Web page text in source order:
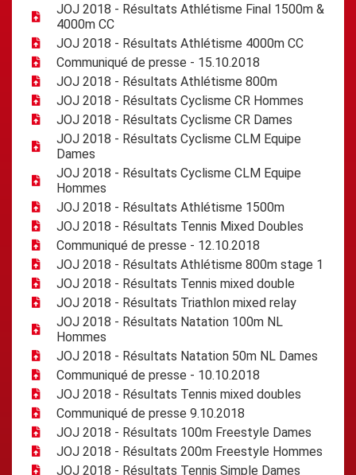
JOJ 2018 - Résultats Athlétisme Final 1500m &
4000m CC
JOJ 2018 - Résultats Athlétisme 4000m CC
Communiqué de presse - 15.10.2018
JOJ 2018 - Résultats Athlétisme 800m
JOJ 2018 - Résultats Cyclisme CR Hommes
JOJ 2018 - Résultats Cyclisme CR Dames
JOJ 2018 - Résultats Cyclisme CLM Equipe
Dames
JOJ 2018 - Résultats Cyclisme CLM Equipe
Hommes
JOJ 2018 - Résultats Athlétisme 1500m
JOJ 2018 - Résultats Tennis Mixed Doubles
Communiqué de presse - 12.10.2018
JOJ 2018 - Résultats Athlétisme 800m stage 1
JOJ 2018 - Résultats Tennis mixed double
JOJ 2018 - Résultats Triathlon mixed relay
JOJ 2018 - Résultats Natation 100m NL
Hommes
JOJ 2018 - Résultats Natation 50m NL Dames
Communiqué de presse - 10.10.2018
JOJ 2018 - Résultats Tennis mixed doubles
Communiqué de presse 9.10.2018
JOJ 2018 - Résultats 100m Freestyle Dames
JOJ 2018 - Résultats 200m Freestyle Hommes
JOJ 2018 - Résultats Tennis Simple Dames